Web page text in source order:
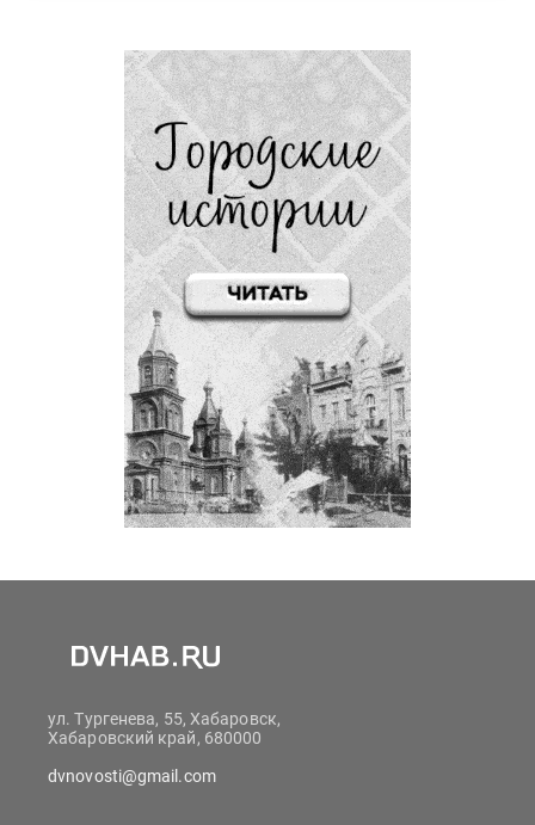
ул. Тургенева, 55, Хабаровск,
Хабаровский край, 680000
dvnovosti@gmail.com